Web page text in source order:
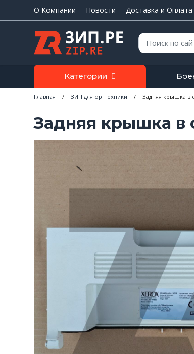
О Компании Новости Доставка и Оплата
Поиск:
Категории
Главная / ЗИП для оргтехники / Задняя крышка в
Задняя крышка в